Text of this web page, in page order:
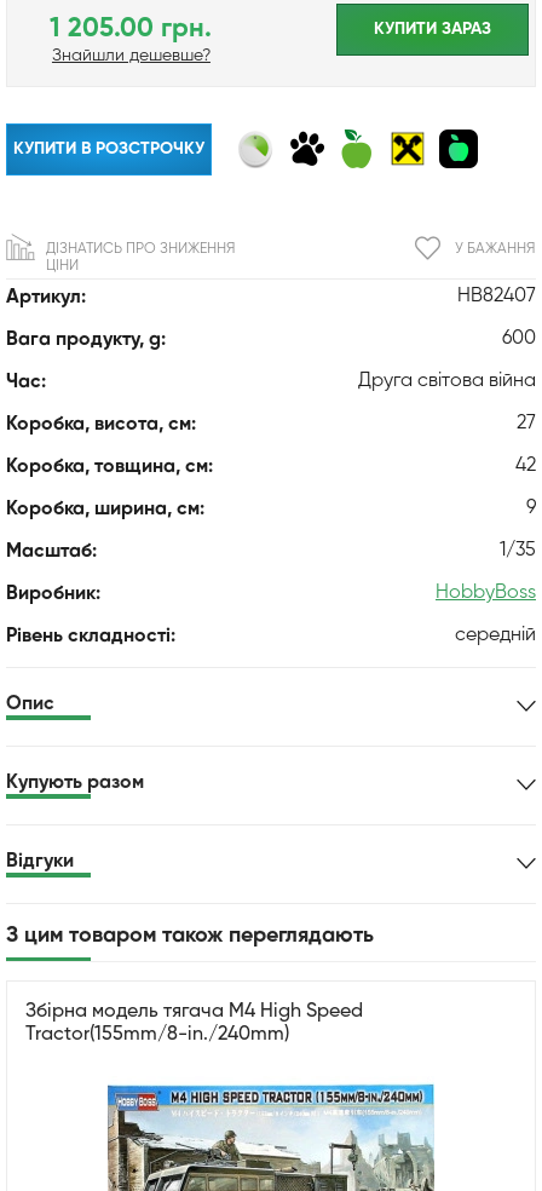
Артикул: HB82407
Вага продукту, g: 600
Час: Друга світова війна
Коробка, висота, см: 27
Коробка, товщина, см: 42
Коробка, ширина, см: 9
Масштаб: 1/35
Виробник: HobbyBoss
Рівень складності: середній
1 205.00 грн.
Знайшли дешевше?
КУПИТИ ЗАРАЗ
КУПИТИ В РОЗСТРОЧКУ
У БАЖАННЯ
ДІЗНАТИСЬ ПРО ЗНИЖЕННЯ
ЦІНИ
Опис
Купують разом
Відгуки
З цим товаром також переглядають
Збірна модель тягача M4 High Speed
Tractor(155mm/8-in./240mm)